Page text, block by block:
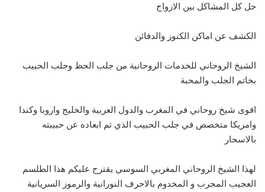
حل كل المشاكل بين الازواج
الكشف عن اماكن الكنوز والدفائن
الشيخ الروحاني للخدمات الروحانية من جلب الحظ وجلب الحبيب
بخاتم الجلب والمحبة
اقوى شيخ روحاني في المغرب والدول العربية والخليج واروبا وكندا
وامريكا متخصص في جلب الحبيب الذي تم ابعاده عن حبيبته
بالاسحار
لهذا الشيخ الروحاني المغربي السوسي يقترح عليكم هذا الطلسم
العجيب المجرب و المخدوم بالاحرف النورانية والرموز السريانية